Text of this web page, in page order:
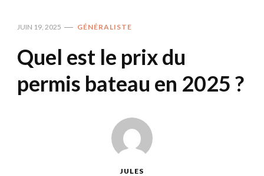
JUIN 19, 2025 GÉNÉRALISTE
Quel est le prix du
permis bateau en 2025 ?
JULES